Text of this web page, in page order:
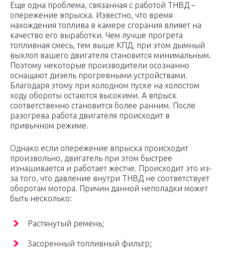
Еще одна проблема, связанная с работой ТНВД –
опережение впрыска. Известно, что время
нахождения топлива в камере сгорания влияет на
качество его выработки. Чем лучше прогрета
топливная смесь, тем выше КПД, при этом дымный
выхлоп вашего двигателя становится минимальным.
Поэтому некоторые производители осознанно
оснащают дизель прогревными устройствами.
Благодаря этому при холодном пуске на холостом
ходу обороты остаются высокими. А впрыск
соответственно становится более ранним. После
разогрева работа двигателя происходит в
привычном режиме.
Однако если опережение впрыска происходит
произвольно, двигатель при этом быстрее
изнашивается и работает жестче. Происходит это из-
за того, что давление внутри ТНВД не соответствует
оборотам мотора. Причин данной неполадки может
быть несколько:
Растянутый ремень;
Засоренный топливный фильтр;